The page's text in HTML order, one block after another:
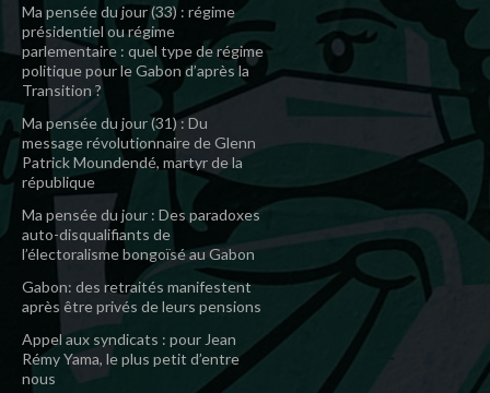
Ma pensée du jour (33) : régime
présidentiel ou régime
parlementaire : quel type de régime
politique pour le Gabon d’après la
Transition ?
Ma pensée du jour (31) : Du
message révolutionnaire de Glenn
Patrick Moundendé, martyr de la
république
Ma pensée du jour : Des paradoxes
auto-disqualifiants de
l’électoralisme bongoïsé au Gabon
Gabon: des retraités manifestent
après être privés de leurs pensions
Appel aux syndicats : pour Jean
Rémy Yama, le plus petit d’entre
nous